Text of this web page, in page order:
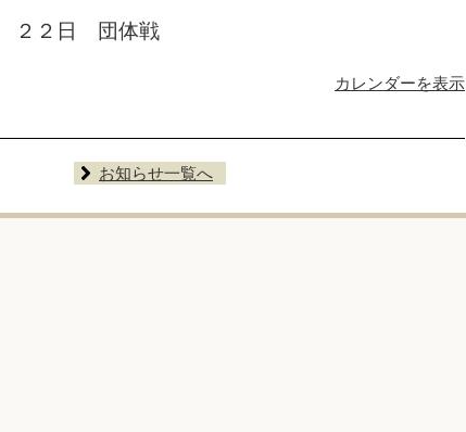
２日 団体戦
カレンダーを表示
お知らせ一覧へ